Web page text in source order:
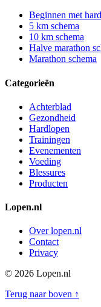
Beginnen met
5 km schema
10 km schema
Halve marathon
Marathon schema
Categorieën
Achterblad
Gezondheid
Hardlopen
Trainingen
Evenementen
Voeding
Blessures
Producten
Lopen.nl
Over lopen.nl
Contact
Privacy
© 2026 Lopen.nl
Terug naar boven ↑